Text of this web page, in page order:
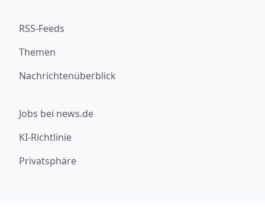
RSS-Feeds
Themen
Nachrichtenüberblick
Jobs bei news.de
KI-Richtlinie
Privatsphäre